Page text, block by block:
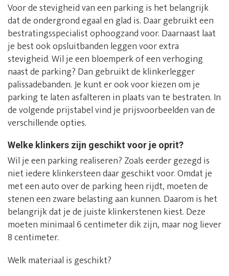
Voor de stevigheid van een parking is het belangrijk
dat de ondergrond egaal en glad is. Daar gebruikt een
bestratingsspecialist ophoogzand voor. Daarnaast laat
je best ook opsluitbanden leggen voor extra
stevigheid. Wil je een bloemperk of een verhoging
naast de parking? Dan gebruikt de klinkerlegger
palissadebanden. Je kunt er ook voor kiezen om je
parking te laten asfalteren in plaats van te bestraten. In
de volgende prijstabel vind je prijsvoorbeelden van de
verschillende opties.
Welke klinkers zijn geschikt voor je oprit?
Wil je een parking realiseren? Zoals eerder gezegd is
niet iedere klinkersteen daar geschikt voor. Omdat je
met een auto over de parking heen rijdt, moeten de
stenen een zware belasting aan kunnen. Daarom is het
belangrijk dat je de juiste klinkerstenen kiest. Deze
moeten minimaal 6 centimeter dik zijn, maar nog liever
8 centimeter.
Welk materiaal is geschikt?